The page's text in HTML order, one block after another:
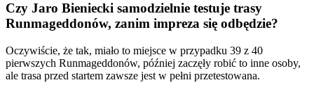
Czy Jaro Bieniecki samodzielnie testuje trasy
Runmageddonów, zanim impreza się odbędzie?
Oczywiście, że tak, miało to miejsce w przypadku 39 z 40
pierwszych Runmageddonów, później zaczęły robić to inne osoby,
ale trasa przed startem zawsze jest w pełni przetestowana.